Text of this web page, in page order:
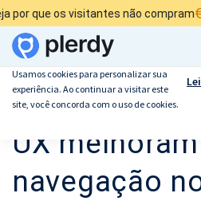
visitantes não compram€Pare de
Como os
UX
navegação
Usamos cookies para personalizar sua
experiência. Ao continuar a visitar este
site, você concorda com o uso de cookies.